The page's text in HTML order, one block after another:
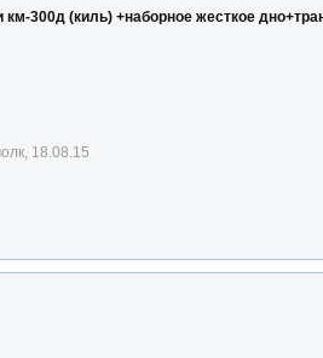
км-300д (киль) +наборное жесткое
, 18.08.15